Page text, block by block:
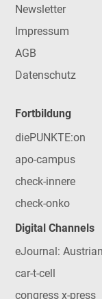
Newsletter
Impressum
AGB
Datenschutz
Fortbildung
diePUNKTE:on
apo-campus
check-innere
check-onko
Digital Channels
eJournal:
car-t-cell
congress x-press